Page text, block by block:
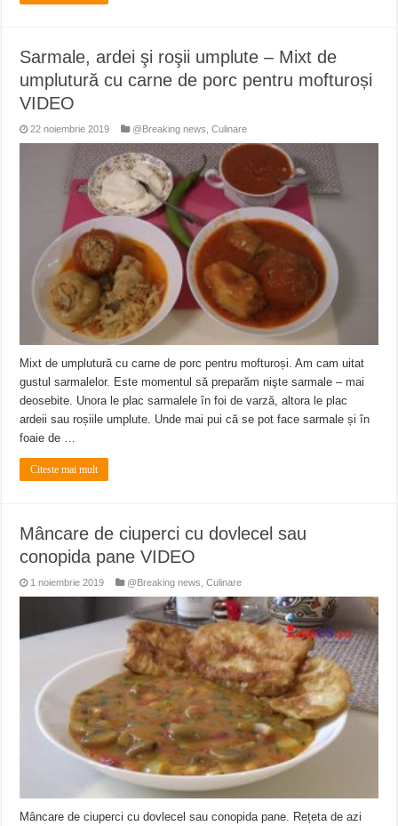
Sarmale, ardei şi roşii umplute – Mixt de
umplutură cu carne de porc pentru mofturoși
VIDEO
22 noiembrie 2019 @Breaking news ,Culinare
Mixt de umplutură cu carne de porc pentru mofturoși. Am cam uitat
gustul sarmalelor. Este momentul să preparăm nişte sarmale – mai
deosebite. Unora le plac sarmalele în foi de varză, altora le plac
ardeii sau roșiile umplute. Unde mai pui că se pot face sarmale și în
foaie de …
Citeste mai mult
Mâncare de ciuperci cu dovlecel sau
conopida pane VIDEO
1 noiembrie 2019 @Breaking news ,Culinare
Mâncare de ciuperci cu dovlecel sau conopida pane. Rețeta de azi